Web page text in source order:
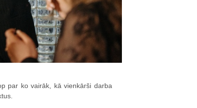
par ko vairāk, kā vienkārši darba